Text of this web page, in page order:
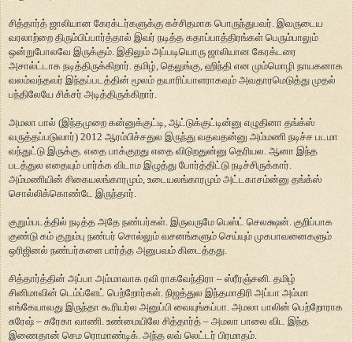
சித்தார்த் ஜாலியான கேரக்டர்களுக்கு கச்சிதமாக பொருந்துபவர். இவருடைய
வரலாற்றை திரும்பிப்பார்த்தால் இவர் நடித்த கதாப்பாத்திரங்கள் பெரும்பாலும்
ஒன்றுபோலவே இருக்கும். இதிலும் அப்படியொரு ஜாலியான கேரக்டரை
அசால்ட்டாக நடித்திருக்கிறார். தமிழ், தெலுங்கு, ஹிந்தி என மும்மொழி நாயகனாக
வலம்வந்தவர் இந்தப்படத்தின் மூலம் தயாரிப்பாளராகவும் அவதாரமெடுத்து முதல்
பந்திலேயே சிக்சர் அடித்திருக்கிறார்.
அமலா பால் (இந்தமுறை கன்னுக்குட்டி, ஆட்டுக்குட்டின்னு எழுதினா தங்க்ஸ்
வருத்தப்படுவார்) 2012 ஆரம்பிச்சதுல இருந்து வதவதன்னு அம்மணி நடிச்ச படமா
வந்துட்டு இருக்கு. எதை பாக்குறது எதை விடுறதுன்னு தெரியல. ஆனா இந்த
படத்துல எதையும் பார்க்க விடாம இழுத்து போர்த்திட்டு நடிச்சிருக்கார்.
அம்மணியின் சிகையலங்காரமும், உடையலங்காரமும் அட்டகாசம்ன்னு தங்க்ஸ்
சொல்லிக்கொண்டே இருந்தார்.
குறும்படத்தில் நடித்த அதே நண்பர்கள். இருவருமே பெஸ்ட் செலக்ஷன். குறிப்பாக
குண்டு கம் குறும்பு நண்பர் சொல்லும் வசனங்களும் செய்யும் முகபாவனைகளும்
ஒரிஜினல் நண்பர்களை பார்த்த அனுபவம் கிடைத்தது.
சித்தார்த்தின் அப்பா அம்மாவாக ரவி ராகவேந்திரா – ஸ்ரீரஞ்சனி. தமிழ்
சினிமாவின் டெம்ப்ளேட் பெற்றோர்கள். நிஜத்துல இந்தமாதிரி அப்பா அம்மா
எங்கேயாவது இருந்தா கூரியர்ல அனுப்பி வையுங்கப்பா. அமலா பாலின் பெற்றோராக
சுரேஷ் – சுரேகா வாணி. உண்மையிலே சித்தார்த் – அமலா பாலை விட இந்த
இணைதான் செம ரொமாண்டிக். அந்த லவ் லெட்டர் பிரமாதம்.